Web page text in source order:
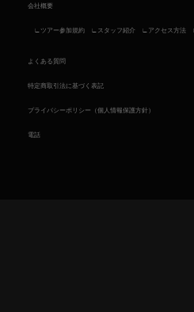
会社概要
ツアー参加規約 スタッフ紹介 アクセス方法
よくある質問
特定商取引法に基づく表記
プライバシーポリシー（個人情報保護方針）
電話